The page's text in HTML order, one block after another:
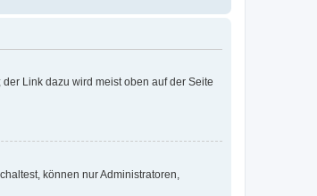
Link dazu wird meist oben auf der Seite
können nur Administratoren,